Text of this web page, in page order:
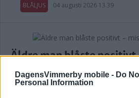
DagensVimmerby mobile - Do
Personal Information
BLÅLJUS 04 augusti 2026 13.39
Äldre man blåste positivt
för brott
BLÅLJUS 04 augusti 2026 11.00